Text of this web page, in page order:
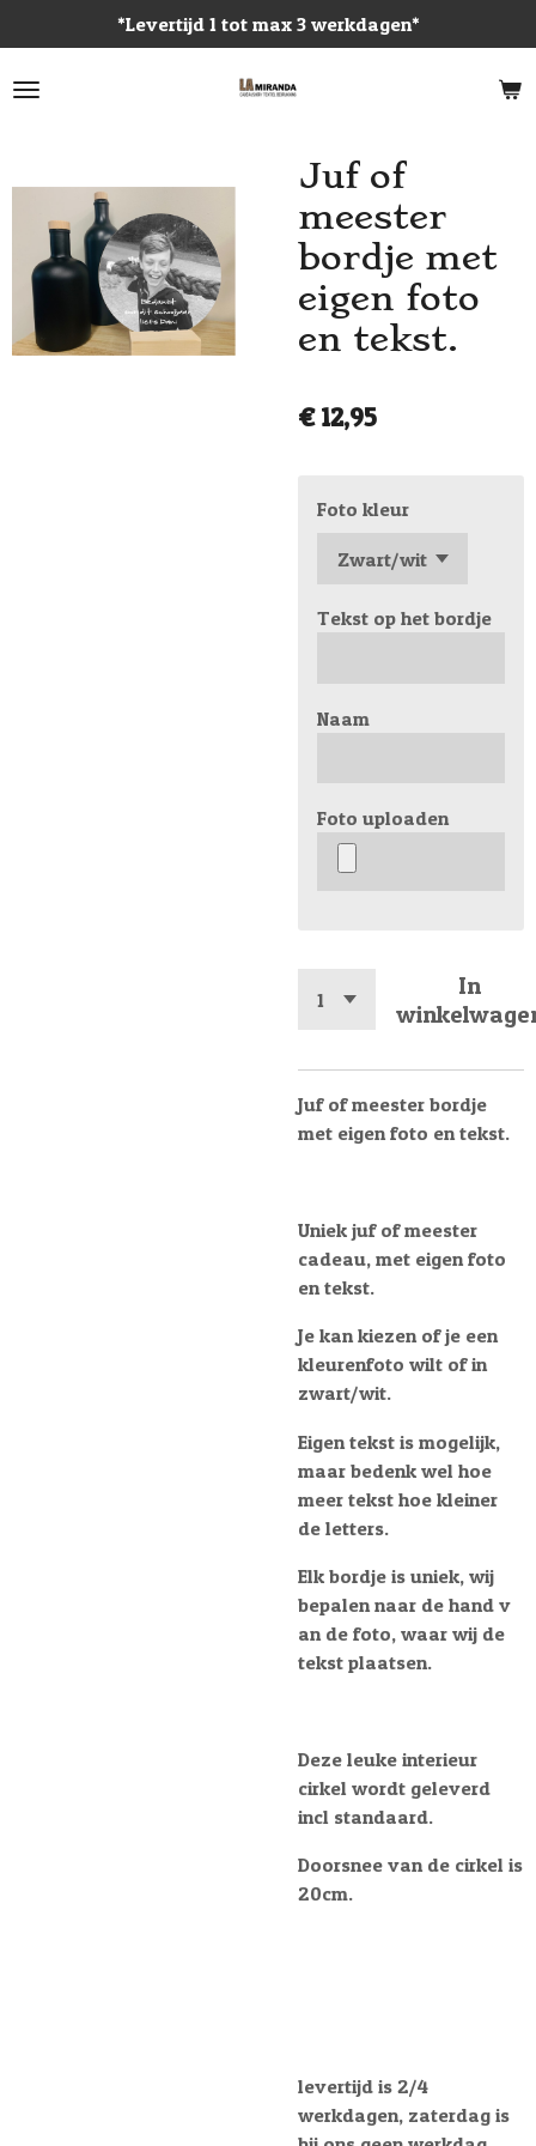
direct
naar
*Levertijd 1 tot max 3 werkdagen*
Juf of
meester
bordje met
eigen foto
en tekst.
€ 12,95
Foto kleur
Tekst op het bordje
Naam
Foto uploaden
In
Juf of meester bordje
met eigen foto en tekst.
Uniek juf of meester
cadeau, met eigen foto
en tekst.
Je kan kiezen of je een
kleurenfoto wilt of in
zwart/wit.
Eigen tekst is mogelijk,
maar bedenk wel hoe
meer tekst hoe kleiner
de letters.
Elk bordje is uniek, wij
bepalen naar de hand v
an de foto, waar wij de
tekst plaatsen.
Deze leuke interieur
cirkel wordt geleverd
incl standaard.
Doorsnee van de cirkel is
20cm.
levertijd is 2/4
werkdagen, zaterdag is